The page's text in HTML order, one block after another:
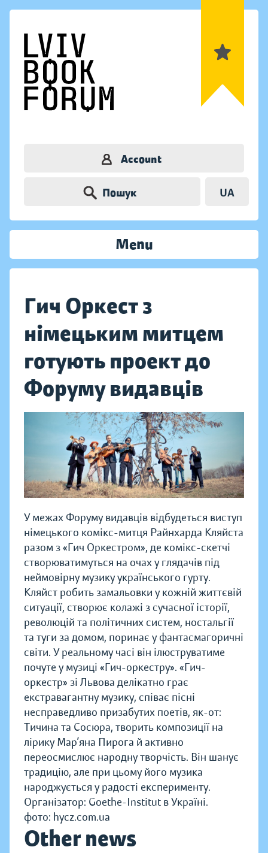
Account
Пошук UA
Menu
Гич Оркест з
німецьким митцем
готують проект до
Форуму видавців
У межах Форуму видавців відбудеться виступ
німецького комікс-митця Райнхарда Кляйста
разом з «Гич Оркестром», де комікс-скетчі
створюватимуться на очах у глядачів під
неймовірну музику українського гурту.
Кляйст робить замальовки у кожній життєвій
ситуації, створює колажі з сучасної історії,
революцій та політичних систем, ностальгії
та туги за домом, поринає у фантасмагоричні
світи. У реальному часі він ілюструватиме
почуте у музиці «Гич-оркестру». «Гич-
оркестр» зі Львова делікатно грає
екстравагантну музику, співає пісні
несправедливо призабутих поетів, як-от:
Тичина та Сосюра, творить композиції на
лірику Мар’яна Пирога й активно
переосмислює народну творчість. Він шанує
традицію, але при цьому його музика
народжується у радості експерименту.
Організатор: Goethe-Institut в Україні.
фото: hycz.com.ua
Other news